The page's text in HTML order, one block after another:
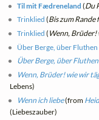
Til mit Fædreneland (Du
Trinklied (Bis zum
Trinklied ( Wenn, Brüder!
Über Berge, über Fluthen
Über Berge, über Fluthen
Wenn, Brüder! wie wir
Lebens)
Wenn ich liebe(from
(Liebeszauber)